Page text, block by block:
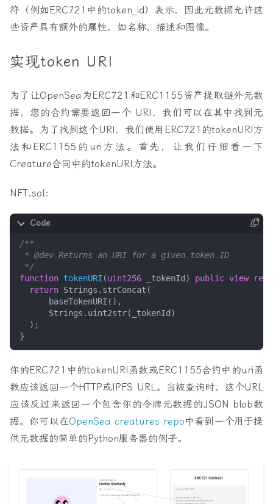
符（例如ERC721中的token_id）表示，因此元数据允许这
些资产具有额外的属性，如名称、描述和图像。
实现token URI
为了让OpenSea为ERC721和ERC1155资产提取链外元数
据，您的合约需要返回一个 URI，我们可以在其中找到元
数据。为了找到这个URI，我们使用ERC721的tokenURI方
法和ERC1155的uri方法。首先，让我们仔细看一下
Creature合同中的tokenURI方法。
NFT.sol：
*/
function tokenURI (uint256 _tokenId) public view
return Strings . strConcat (
baseTokenURI (),
Strings . uint2str( _tokenId)
);
}
你的ERC721中的tokenURI函数或ERC1155合约中的uri函
数应该返回一个HTTP或IPFS URL。当被查询时，这个URL
应该反过来返回一个包含你的令牌元数据的JSON blob数
据。你可以在OpenSea creatures repo中看到一个用于提
供元数据的简单的Python服务器的例子。